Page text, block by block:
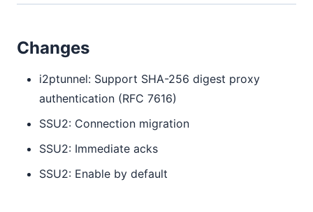
Changes
i2ptunnel: Support SHA-256 digest proxy
authentication (RFC 7616)
SSU2: Connection migration
SSU2: Immediate acks
SSU2: Enable by default